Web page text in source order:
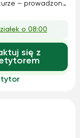
– prowadzony
sami dochodzili
tylko
o 08:00
się z